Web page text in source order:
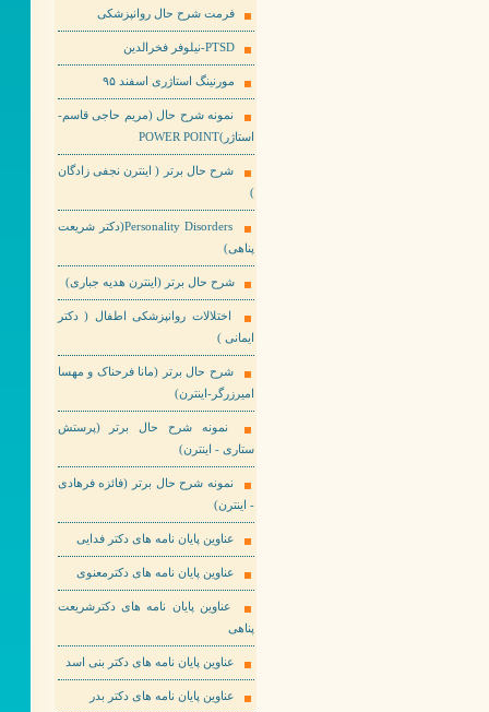
فرمت شرح حال روانپزشکی
PTSD-نیلوفر فخرالدین
مورنینگ استاژری اسفند ۹۵
نمونه شرح حال (مریم حاجی قاسم-
استاژر)POWER POINT
شرح حال برتر ( اینترن نجفی زادگان
)
Personality Disorders(دکتر شریعت
پناهی)
شرح حال برتر (اینترن هدیه جباری)
اختلالات روانپزشکی اطفال ( دکتر
ایمانی )
شرح حال برتر (مانا فرحناک و مهسا
امیرزرگر-اینترن)
نمونه شرح حال برتر (پرستش
ستاری - اینترن)
نمونه شرح حال برتر (فائزه فرهادی
- اینترن)
عناوین پایان نامه های دکتر فدایی
عناوین پایان نامه های دکترمعنوی
عناوین پایان نامه های دکترشریعت
پناهی
عناوین پایان نامه های دکتر بنی اسد
عناوین پایان نامه های دکتر بدر